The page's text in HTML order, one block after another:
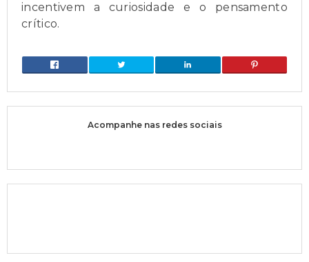
incentivem a curiosidade e o pensamento
crítico.
Acompanhe nas redes sociais